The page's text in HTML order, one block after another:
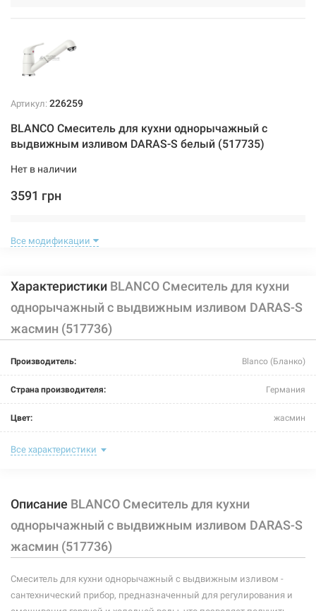
Артикул: 226259
BLANCO Смеситель для кухни однорычажный с
выдвижным изливом DARAS-S белый (517735)
Нет в наличии
3591 грн
Артикул:226258
BLANCO Смеситель для кухни однорычажный с
выдвижным изливом DARAS-S жемчужный (520736)
Нет в наличии
3591 грн
Артикул:226263
BLANCO Смеситель для кухни однорычажный с
Все модификации
Характеристики BLANCO Смеситель для кухни
однорычажный с выдвижным изливом DARAS-S
жасмин (517736)
Производитель: Blanco (Бланко)
Страна производителя: Германия
Цвет: жасмин
Назначение смесителя:
Размер картриджа:
Тип конструкции: с выдвижным изливом
Тип смесителя (крана): однорычажный
Все характеристики
Описание BLANCO Смеситель для кухни
однорычажный с выдвижным изливом DARAS-S
жасмин (517736)
Смеситель для кухни однорычажный с выдвижным изливом -
сантехнический прибор, предназначенный для регулирования и